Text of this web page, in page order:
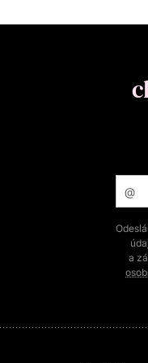
a